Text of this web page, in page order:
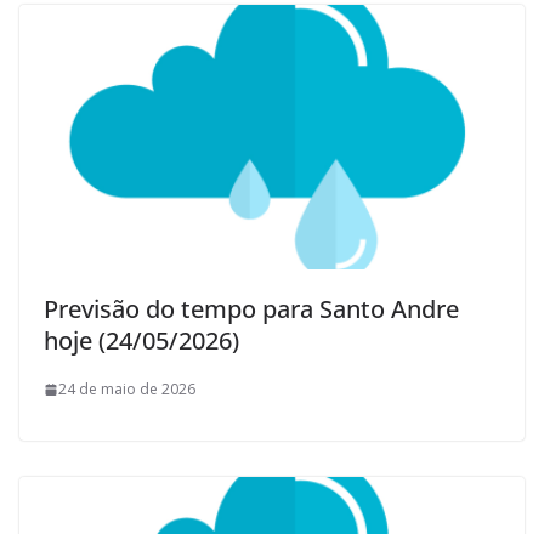
Previsão do tempo para Santo Andre
hoje (24/05/2026)
24 de maio de 2026